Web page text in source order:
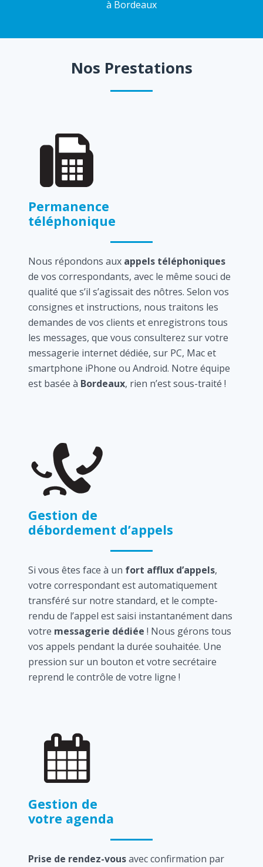
à Bordeaux
Nos Prestations
Permanence
téléphonique
Nous répondons aux appels téléphoniques
de vos correspondants, avec le même souci de
qualité que s’il s’agissait des nôtres. Selon vos
consignes et instructions, nous traitons les
demandes de vos clients et enregistrons tous
les messages, que vous consulterez sur votre
messagerie internet dédiée, sur PC, Mac et
smartphone iPhone ou Android. Notre équipe
est basée à Bordeaux, rien n’est sous-traité !
Gestion de
débordement d’appels
Si vous êtes face à un fort afflux d’appels,
votre correspondant est automatiquement
transféré sur notre standard, et le compte-
rendu de l’appel est saisi instantanément dans
votre messagerie dédiée ! Nous gérons tous
vos appels pendant la durée souhaitée. Une
pression sur un bouton et votre secrétaire
reprend le contrôle de votre ligne !
Gestion de
votre agenda
Prise de rendez-vousavec confirmation par